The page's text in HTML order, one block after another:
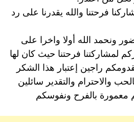
فرحتنا والله يقدرنا على رد
ونحمد الله أولا واخرا على
لمشاركتنا فرحتنا حيث كان لها
راجين إعتبار هذا الشكر
والاحترام والتقدير سائلين
معمورة بالفرح ونفوسكم